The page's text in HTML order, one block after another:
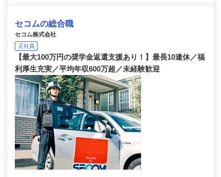
セコムの総合職
セコム株式会社
正社員
【最大100万円の奨学金返還支援あり！】最長10連休／福
利厚生充実／平均年収600万超／未経験歓迎